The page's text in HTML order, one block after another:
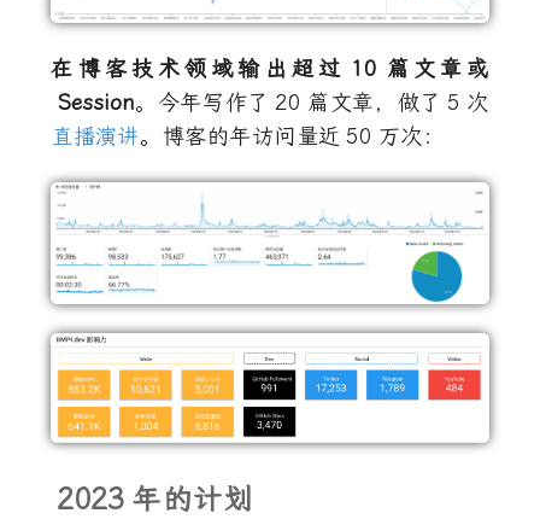
在博客技术领域输出超过 10 篇文章或
Session。今年写作了 20 篇文章，做了 5 次
直播演讲。博客的年访问量近 50 万次：
2023 年的计划